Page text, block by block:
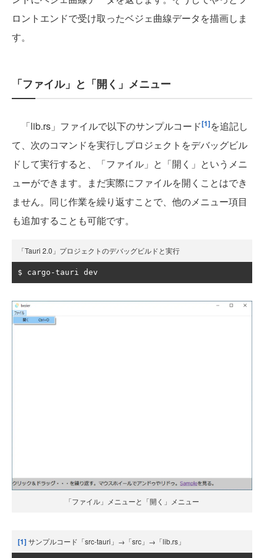
ロントエンドで受け取ったベジェ曲線データを描画しま
す。
「ファイル」と「開く」メニュー
「lib.rs」ファイルで以下のサンプルコード[1]を追記し
て、次のコマンドを実行しプロジェクトをデバッグビル
ドして実行すると、「ファイル」と「開く」というメニ
ューができます。まだ実際にファイルを開くことはでき
ません。同じ作業を繰り返すことで、他のメニュー項目
も追加することも可能です。
「Tauri 2.0」プロジェクトのデバッグビルドと実行
$ cargo -tauri dev
「ファイル」メニューと「開く」メニュー
[1] サンプルコード「src-tauri」→「src」→「lib.rs」